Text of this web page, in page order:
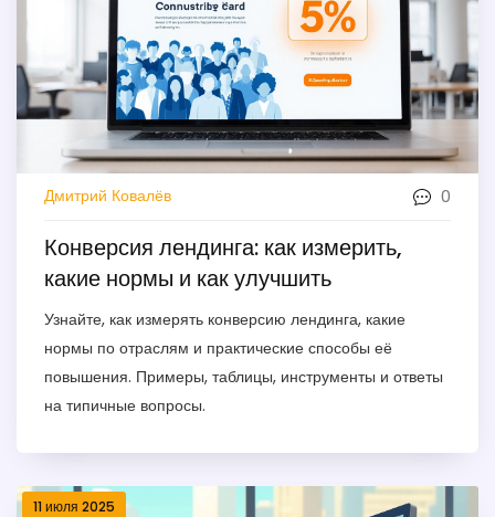
Дмитрий Ковалёв 0
Конверсия лендинга: как измерить,
какие нормы и как улучшить
Узнайте, как измерять конверсию лендинга, какие
нормы по отраслям и практические способы её
повышения. Примеры, таблицы, инструменты и ответы
на типичные вопросы.
11 июля 2025